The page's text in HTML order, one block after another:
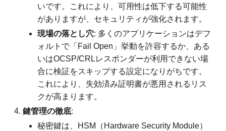
いです。これにより、可用性は低下する可能性
がありますが、セキュリティが強化されます。
現場の落とし穴: 多くのアプリケーションはデフ
ォルトで「Fail Open」挙動を許容するか、ある
いはOCSP/CRLレスポンダーが利用できない場
合に検証をスキップする設定になりがちです。
これにより、失効済み証明書が悪用されるリス
クが高まります。
鍵管理の徹底:
秘密鍵は、HSM（Hardware Security Module）